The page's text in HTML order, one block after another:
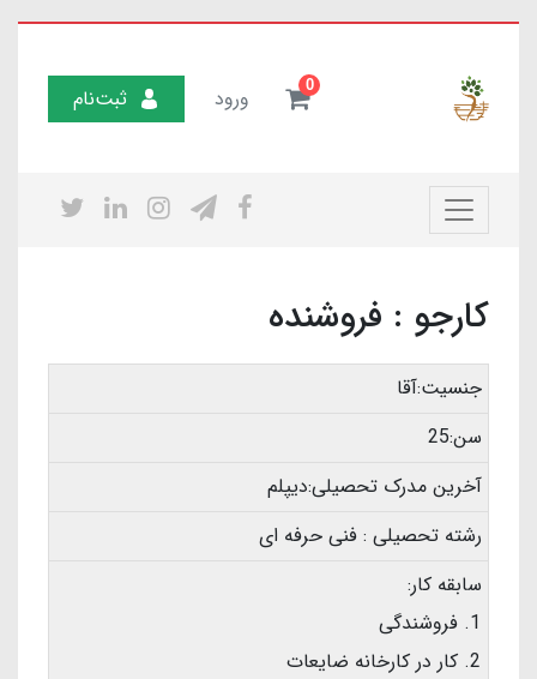
0 ورود ثبت‌نام
کارجو : فروشنده
جنسیت:آقا
سن:25
آخرین مدرک تحصیلی:دیپلم
رشته تحصیلی : فنی حرفه ای
سابقه کار:
فروشندگی
کار در کارخانه ضایعات